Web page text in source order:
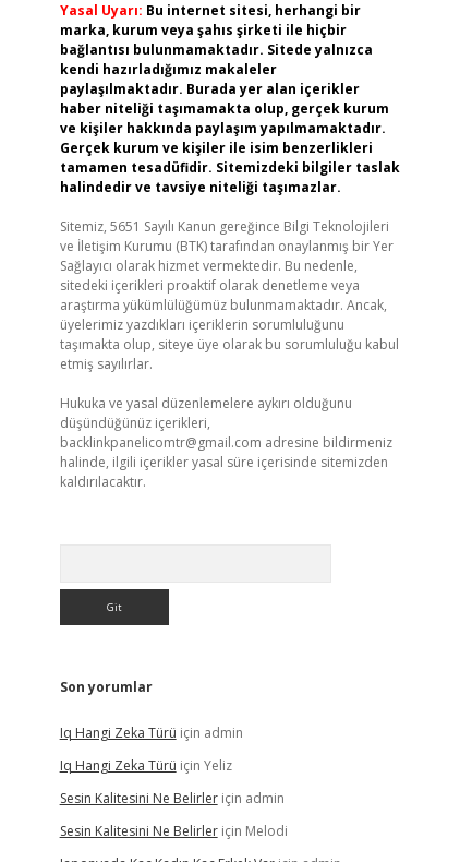
Yasal Uyarı: Bu internet sitesi, herhangi bir
marka, kurum veya şahıs şirketi ile hiçbir
bağlantısı bulunmamaktadır. Sitede yalnızca
kendi hazırladığımız makaleler
paylaşılmaktadır. Burada yer alan içerikler
haber niteliği taşımamakta olup, gerçek kurum
ve kişiler hakkında paylaşım yapılmamaktadır.
Gerçek kurum ve kişiler ile isim benzerlikleri
tamamen tesadüfidir. Sitemizdeki bilgiler taslak
halindedir ve tavsiye niteliği taşımazlar.
Sitemiz, 5651 Sayılı Kanun gereğince Bilgi Teknolojileri
ve İletişim Kurumu (BTK) tarafından onaylanmış bir Yer
Sağlayıcı olarak hizmet vermektedir. Bu nedenle,
sitedeki içerikleri proaktif olarak denetleme veya
araştırma yükümlülüğümüz bulunmamaktadır. Ancak,
üyelerimiz yazdıkları içeriklerin sorumluluğunu
taşımakta olup, siteye üye olarak bu sorumluluğu kabul
etmiş sayılırlar.
Hukuka ve yasal düzenlemelere aykırı olduğunu
düşündüğünüz içerikleri,
backlinkpanelicomtr@gmail.com adresine bildirmeniz
halinde, ilgili içerikler yasal süre içerisinde sitemizden
kaldırılacaktır.
Son yorumlar
Iq Hangi Zeka Türü için admin
Iq Hangi Zeka Türü için Yeliz
Sesin Kalitesini Ne Belirleriçin admin
Sesin Kalitesini Ne Belirleriçin Melodi